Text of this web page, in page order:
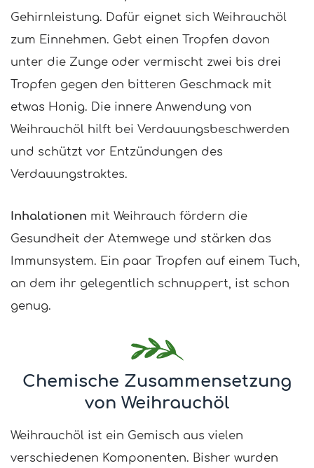
Gehirnleistung. Dafür eignet sich Weihrauchöl
zum Einnehmen. Gebt einen Tropfen davon
unter die Zunge oder vermischt zwei bis drei
Tropfen gegen den bitteren Geschmack mit
etwas Honig. Die innere Anwendung von
Weihrauchöl hilft bei Verdauungsbeschwerden
und schützt vor Entzündungen des
Verdauungstraktes.
Inhalationen mit Weihrauch fördern die
Gesundheit der Atemwege und stärken das
Immunsystem. Ein paar Tropfen auf einem Tuch,
an dem ihr gelegentlich schnuppert, ist schon
genug.
Chemische Zusammensetzung
von Weihrauchöl
Weihrauchöl ist ein Gemisch aus vielen
verschiedenen Komponenten. Bisher wurden